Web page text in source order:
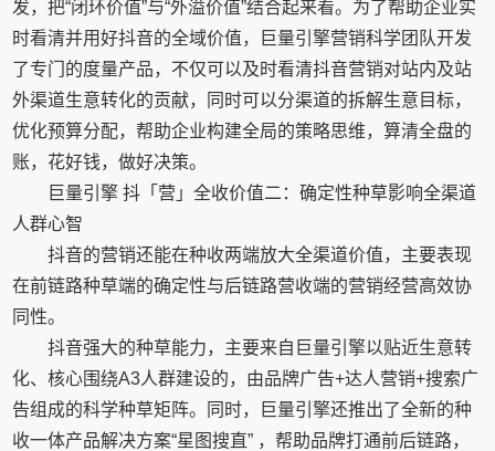
发，把“闭环价值”与“外溢价值”结合起来看。为了帮助企业实
时看清并用好抖音的全域价值，巨量引擎营销科学团队开发
了专门的度量产品，不仅可以及时看清抖音营销对站内及站
外渠道生意转化的贡献，同时可以分渠道的拆解生意目标，
优化预算分配，帮助企业构建全局的策略思维，算清全盘的
账，花好钱，做好决策。
巨量引擎 抖「营」全收价值二：确定性种草影响全渠道
人群心智
抖音的营销还能在种收两端放大全渠道价值，主要表现
在前链路种草端的确定性与后链路营收端的营销经营高效协
同性。
抖音强大的种草能力，主要来自巨量引擎以贴近生意转
化、核心围绕A3人群建设的，由品牌广告+达人营销+搜索广
告组成的科学种草矩阵。同时，巨量引擎还推出了全新的种
收一体产品解决方案“星图搜直” ，帮助品牌打通前后链路，